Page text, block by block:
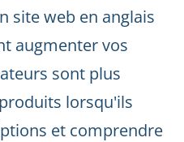
site web en anglais
augmenter vos
sont plus
lorsqu'ils
et comprendre